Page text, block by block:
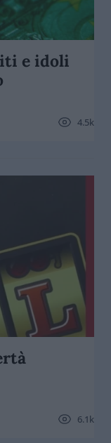
e idoli
4.5k
6.1k